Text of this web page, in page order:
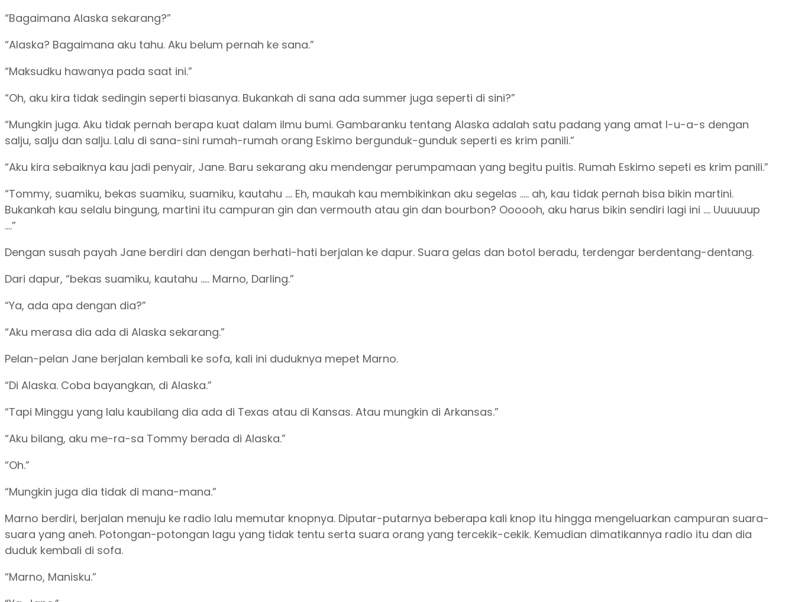
“Bagaimana Alaska sekarang?”
“Alaska? Bagaimana aku tahu. Aku belum pernah ke sana.”
“Maksudku hawanya pada saat ini.”
“Oh, aku kira tidak sedingin seperti biasanya. Bukankah di sana ada summer juga seperti di sini?”
“Mungkin juga. Aku tidak pernah berapa kuat dalam ilmu bumi. Gambaranku tentang Alaska adalah satu padang yang amat l-u-a-s dengan
salju, salju dan salju. Lalu di sana-sini rumah-rumah orang Eskimo bergunduk-gunduk seperti es krim panili.”
“Aku kira sebaiknya kau jadi penyair, Jane. Baru sekarang aku mendengar perumpamaan yang begitu puitis. Rumah Eskimo sepeti es krim panili.”
“Tommy, suamiku, bekas suamiku, suamiku, kautahu …. Eh, maukah kau membikinkan aku segelas ….. ah, kau tidak pernah bisa bikin martini.
Bukankah kau selalu bingung, martini itu campuran gin dan vermouth atau gin dan bourbon? Oooooh, aku harus bikin sendiri lagi ini …. Uuuuuup
….”
Dengan susah payah Jane berdiri dan dengan berhati-hati berjalan ke dapur. Suara gelas dan botol beradu, terdengar berdentang-dentang.
Dari dapur, “bekas suamiku, kautahu ….. Marno, Darling.”
“Ya, ada apa dengan dia?”
“Aku merasa dia ada di Alaska sekarang.”
Pelan-pelan Jane berjalan kembali ke sofa, kali ini duduknya mepet Marno.
“Di Alaska. Coba bayangkan, di Alaska.”
“Tapi Minggu yang lalu kaubilang dia ada di Texas atau di Kansas. Atau mungkin di Arkansas.”
“Aku bilang, aku me-ra-sa Tommy berada di Alaska.”
“Oh.”
“Mungkin juga dia tidak di mana-mana.”
Marno berdiri, berjalan menuju ke radio lalu memutar knopnya. Diputar-putarnya beberapa kali knop itu hingga mengeluarkan campuran suara-
suara yang aneh. Potongan-potongan lagu yang tidak tentu serta suara orang yang tercekik-cekik. Kemudian dimatikannya radio itu dan dia
duduk kembali di sofa.
“Marno, Manisku.”